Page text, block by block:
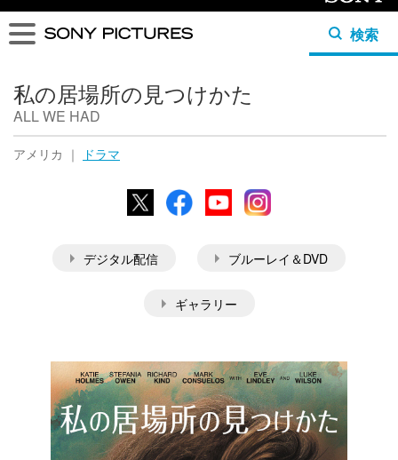
Sony
検索
私の居場所の見つけかた
ALL WE HAD
アメリカ ｜ ドラマ
X FacebookYouTubeInstagram
デジタル配信 ブルーレイ＆DVD
ギャラリー